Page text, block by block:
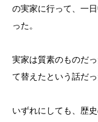
の実家に行って、一
った。
実家は質素のものだ
て替えたという話だっ
いずれにしても、歴